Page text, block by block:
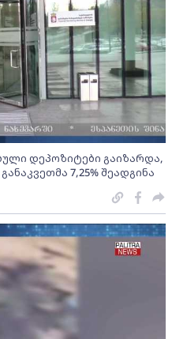
დეპოზიტები გაიზარდა,
7,25% შეადგინა